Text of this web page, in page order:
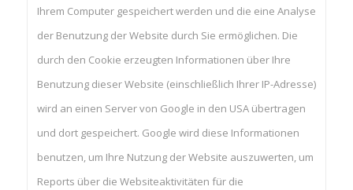
Ihrem Computer gespeichert werden und die eine Analyse
der Benutzung der Website durch Sie ermöglichen. Die
durch den Cookie erzeugten Informationen über Ihre
Benutzung dieser Website (einschließlich Ihrer IP-Adresse)
wird an einen Server von Google in den USA übertragen
und dort gespeichert. Google wird diese Informationen
benutzen, um Ihre Nutzung der Website auszuwerten, um
Reports über die Websiteaktivitäten für die